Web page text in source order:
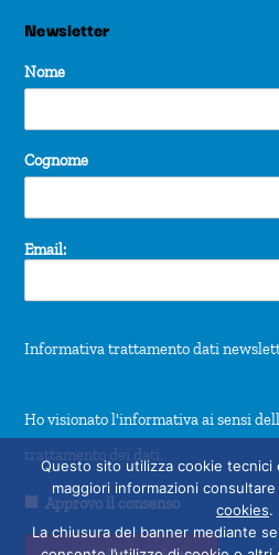
Newsletter
Nome
Cognome
Email:
Informativa trattamento dati
Ho visionato l'informativa ai sensi
trattamento dei dati.
Approvo il consenso
Questo sito utilizza cookie tecnici
maggiori informazioni
cookies.
La chiusura del banner mediante